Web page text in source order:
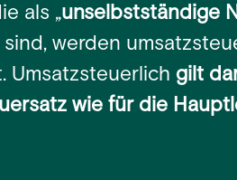
als „unselbstständige
werden
Umsatzsteuerlich gilt
wie für die